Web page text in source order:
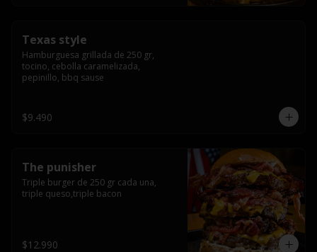
Texas style
Hamburguesa grillada de 250 gr,
tocino, cebolla caramelizada,
pepinillo, bbq sause
$9.490
The punisher
Triple burger de 250 gr cada una,
triple queso,triple bacon
$12.990